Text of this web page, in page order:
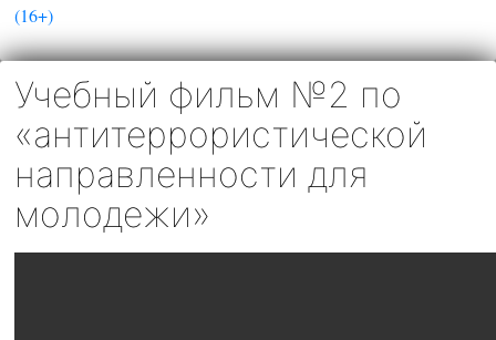
(16+)
Учебный фильм №2 по
«антитеррористической
направленности для
молодежи»